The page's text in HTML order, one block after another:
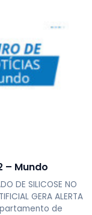
– Mundo
DE SILICOSE NO
GERA ALERTA
de